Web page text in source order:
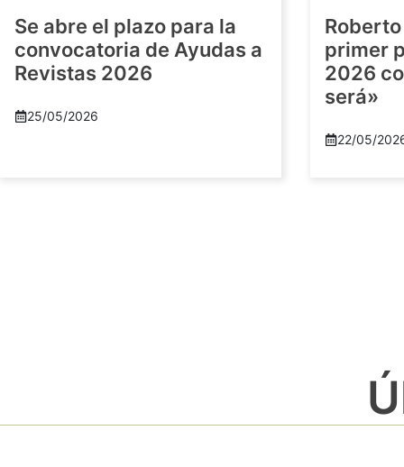
Se abre el plazo para la
convocatoria de Ayudas a
Revistas 2026
25/05/2026
primer
2026
será»
22/05/